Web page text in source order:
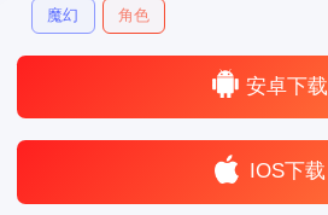
魔幻 角色
安卓下载
IOS下载